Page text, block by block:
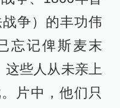
对手应有的体
辑里最荒谬之
族追忆着父辈